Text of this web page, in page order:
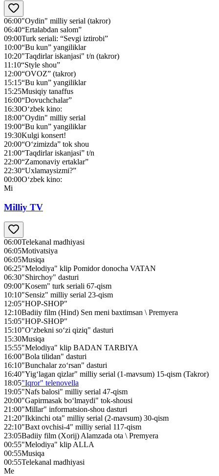
06:00"Oydin" milliy serial (takror)
06:40“Ertalabdan salom”
09:00Turk seriali: “Sevgi iztirobi”
10:00“Bu kun” yangiliklar
10:20"Taqdirlar iskanjasi" t/n (takror)
11:10“Style shou”
12:00“OVOZ” (takror)
15:15“Bu kun” yangiliklar
15:25Musiqiy tanaffus
16:00“Dovuchchalar”
16:30O‘zbek kino:
18:00"Oydin" milliy serial
19:00“Bu kun” yangiliklar
19:30Kulgi konsert!
20:00“O‘zimizda” tok shou
21:00“Taqdirlar iskanjasi” t/n
22:00“Zamonaviy ertaklar”
22:30“Uxlamaysizmi?”
00:00O‘zbek kino:
Mi
Milliy TV
06:00Telekanal madhiyasi
06:05Motivatsiya
06:05Musiqa
06:25"Melodiya" klip Pomidor donocha VATAN
06:30"Shirchoy" dasturi
09:00"Kosem" turk seriali 67-qism
10:10"Sensiz" milliy serial 23-qism
12:05"HOP-SHOP"
12:10Badiiy film (Hind) Sen meni baxtimsan \ Premyera
15:05"HOP-SHOP"
15:10"O‘zbekni so‘zi qiziq" dasturi
15:30Musiqa
15:55"Melodiya" klip BADAN TARBIYA
16:00"Bola tilidan" dasturi
16:10"Bunchalar zo‘rsan" dasturi
16:40"Yig‘lagan qizlar" milliy serial (1-mavsum) 15-qism (Takror)
18:05"Iqror" telenovella
19:05"Nafs balosi" milliy serial 47-qism
20:00"Gapirmasak bo‘lmaydi" tok-shousi
21:00"Millar" informatsion-shou dasturi
21:20"Ikkinchi ota" milliy serial (2-mavsum) 30-qism
22:10"Baxt ovchisi-4" milliy serial 117-qism
23:05Badiiy film (Xorij) Alamzada ota \ Premyera
00:55"Melodiya" klip ALLA
00:55Musiqa
00:55Telekanal madhiyasi
Me